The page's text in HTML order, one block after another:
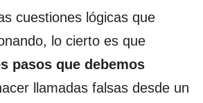
cuestiones lógicas que
lo cierto es que
pasos que debemos
llamadas falsas desde un